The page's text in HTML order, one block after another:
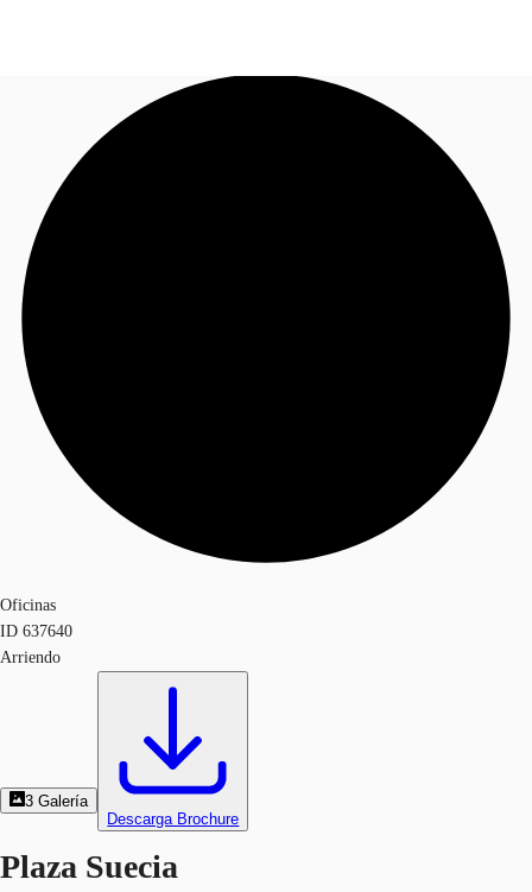
Nuestros servicios
Noticias e Investigaciones
Llama ahora
Oficinas
ID 637640
Arriendo
3 Galería
Descarga Brochure
Plaza Suecia